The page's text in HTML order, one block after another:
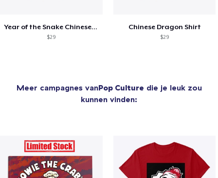
Year of the Snake Chinese New Year
$29
Chinese Dragon Shirt
$29
Meer campagnes vanPop Culture die je leuk zou
kunnen vinden: